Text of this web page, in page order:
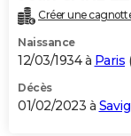
Créer une
Naissance
12/03/1934 à Paris (
Décès
01/02/2023 à